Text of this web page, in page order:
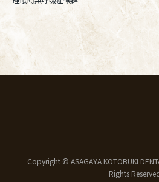
Copyright © ASAGAYA KOTOBUKI
Rights